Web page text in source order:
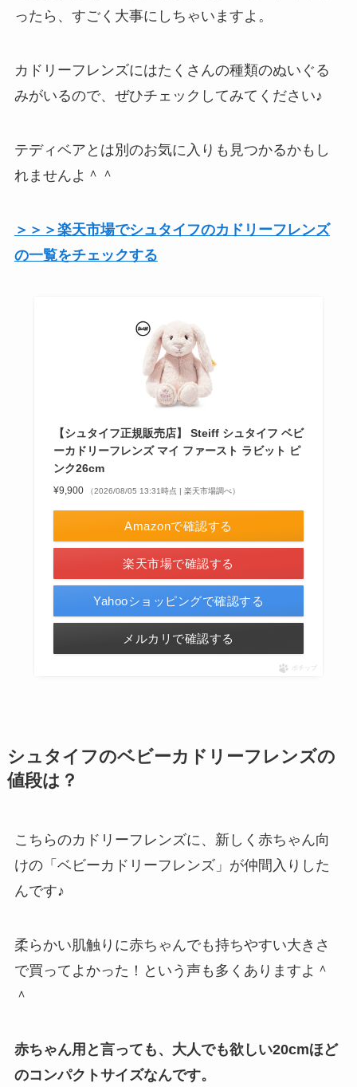
ったら、すごく大事にしちゃいますよ。
カドリーフレンズにはたくさんの種類のぬいぐる
みがいるので、ぜひチェックしてみてください♪
テディベアとは別のお気に入りも見つかるかもし
れませんよ＾＾
＞＞＞楽天市場でシュタイフのカドリーフレンズ
の一覧をチェックする
【シュタイフ正規販売店】 Steiff シュタイフ ベビ
ーカドリーフレンズ マイ ファースト ラビット ピ
ンク26cm
¥9,900 （2026/08/05 13:31時点 | 楽天市場調べ）
Amazonで確認する
楽天市場で確認する
Yahooショッピングで確認する
メルカリで確認する
ポチップ
シュタイフのベビーカドリーフレンズの
値段は？
こちらのカドリーフレンズに、新しく赤ちゃん向
けの「ベビーカドリーフレンズ」が仲間入りした
んです♪
柔らかい肌触りに赤ちゃんでも持ちやすい大きさ
で買ってよかった！という声も多くありますよ＾
＾
赤ちゃん用と言っても、大人でも欲しい20cmほど
のコンパクトサイズなんです。